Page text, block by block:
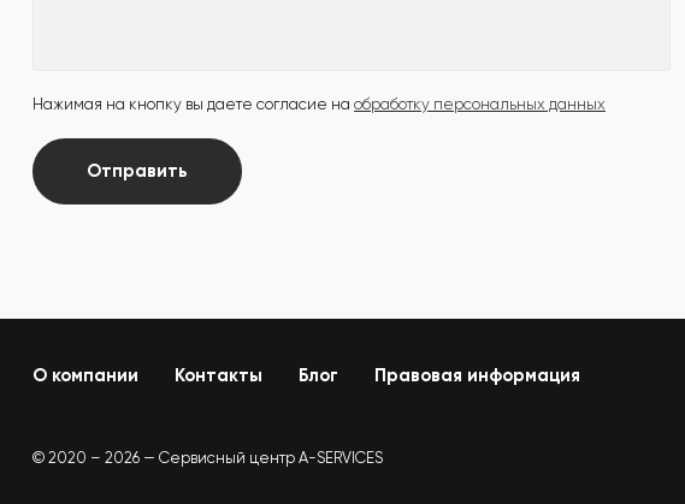
Нажимая на кнопку вы даете согласие на обработку персональных данных
Отправить
О компании Контакты Блог Правовая информация
© 2020 – 2026 — Сервисный центр A-SERVICES